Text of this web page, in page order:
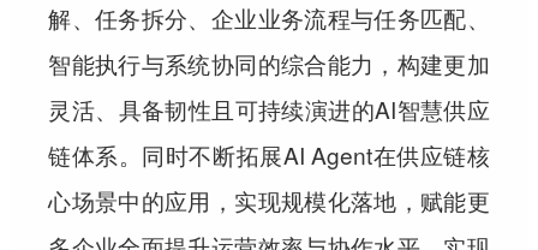
解、任务拆分、企业业务流程与任务匹配、
智能执行与系统协同的综合能力，构建更加
灵活、具备韧性且可持续演进的AI智慧供应
链体系。同时不断拓展AI Agent在供应链核
心场景中的应用，实现规模化落地，赋能更